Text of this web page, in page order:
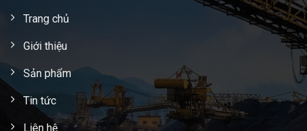
Trang chủ
Giới thiệu
Sản phẩm
Tin tức
Liên hệ